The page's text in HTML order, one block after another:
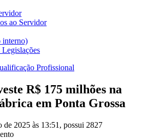
ao Servidor
interno)
Legislações
Profissional
R$ 175 milhões na
em Ponta Grossa
de 2025 às 13:51, possui 2827